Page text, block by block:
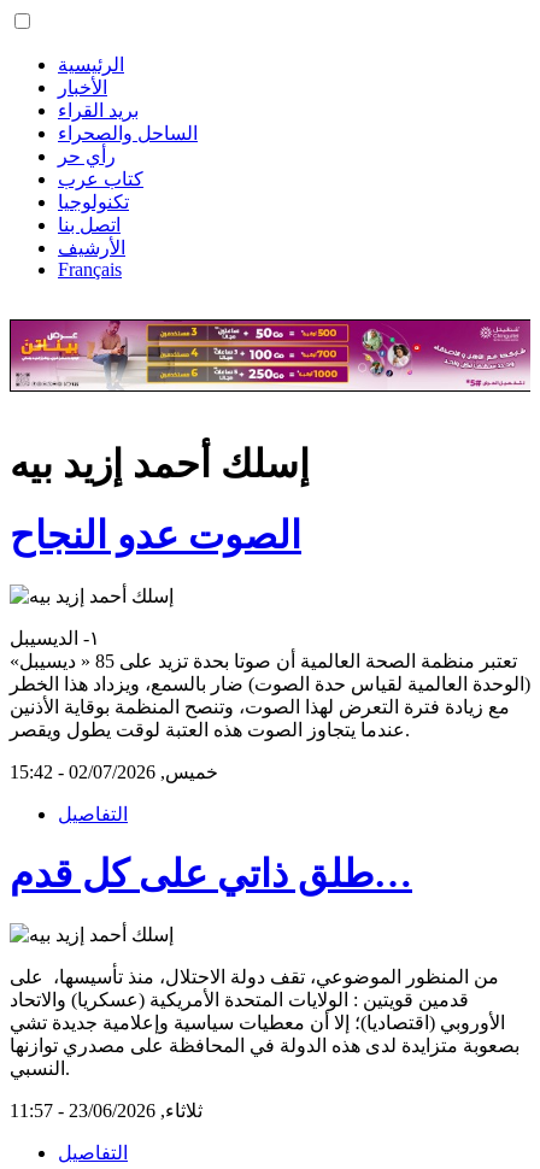
الرئيسية
الأخبار
بريد القراء
الساحل والصحراء
رأي حر
كتاب عرب
تكنولوجيا
اتصل بنا
الأرشيف
Français
إسلك أحمد إزيد بيه
الصوت عدو النجاح
١- الديسيبل
تعتبر منظمة الصحة العالمية أن صوتا بحدة تزيد على 85 « ديسيبل»
(الوحدة العالمية لقياس حدة الصوت) ضار بالسمع، ويزداد هذا الخطر
مع زيادة فترة التعرض لهذا الصوت، وتنصح المنظمة بوقاية الأذنين
عندما يتجاوز الصوت هذه العتبة لوقت يطول ويقصر.
خميس, 02/07/2026 - 15:42
التفاصيل
طلق ذاتي على كل قدم…
من المنظور الموضوعي، تقف دولة الاحتلال، منذ تأسيسها، على
قدمين قويتين : الولايات المتحدة الأمريكية (عسكريا) والاتحاد
الأوروبي (اقتصاديا)؛ إلا أن معطيات سياسية وإعلامية جديدة تشي
بصعوبة متزايدة لدى هذه الدولة في المحافظة على مصدري توازنها
النسبي.
ثلاثاء, 23/06/2026 - 11:57
التفاصيل